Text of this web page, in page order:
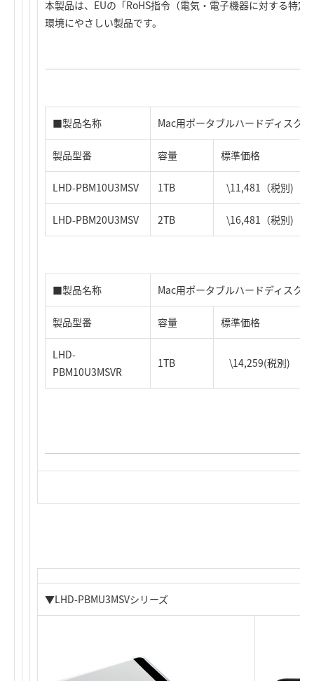
本製品は、EUの「RoHS指令（電気・電子機器に対する特
環境にやさしい製品です。
■製品名称 Mac用ポータブルハードディスク
製品型番 容量 標準価格
LHD-PBM10U3MSV 1TB \11,481（税別)
LHD-PBM20U3MSV 2TB \16,481（税別)
■製品名称 Mac用ポータブルハードディスク
製品型番 容量 標準価格
LHD-
PBM10U3MSVR
1TB \14,259(税別)
▼LHD-PBMU3MSVシリーズ